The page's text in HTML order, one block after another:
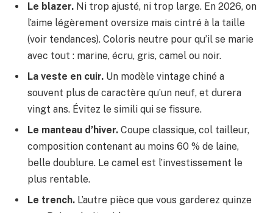
Le blazer. Ni trop ajusté, ni trop large. En 2026, on
l’aime légèrement oversize mais cintré à la taille
(voir tendances). Coloris neutre pour qu’il se marie
avec tout : marine, écru, gris, camel ou noir.
La veste en cuir. Un modèle vintage chiné a
souvent plus de caractère qu’un neuf, et durera
vingt ans. Évitez le simili qui se fissure.
Le manteau d’hiver. Coupe classique, col tailleur,
composition contenant au moins 60 % de laine,
belle doublure. Le camel est l’investissement le
plus rentable.
Le trench. L’autre pièce que vous garderez quinze